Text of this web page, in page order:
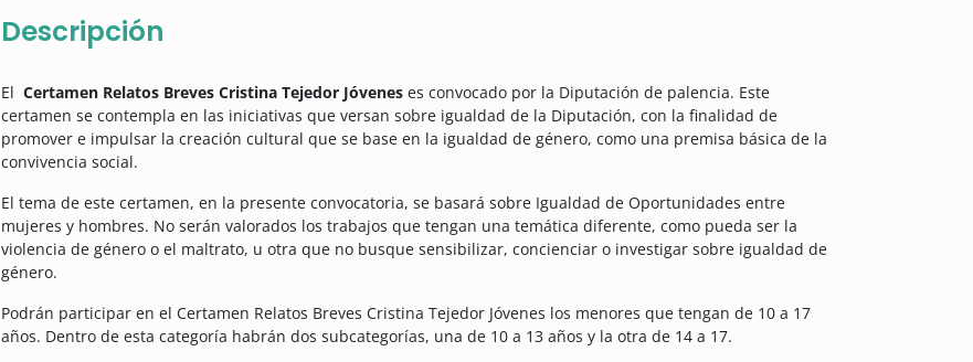
Descripción
El Certamen Relatos Breves Cristina Tejedor Jóvenes es convocado por la Diputación de palencia. Este
certamen se contempla en las iniciativas que versan sobre igualdad de la Diputación, con la finalidad de
promover e impulsar la creación cultural que se base en la igualdad de género, como una premisa básica de la
convivencia social.
El tema de este certamen, en la presente convocatoria, se basará sobre Igualdad de Oportunidades entre
mujeres y hombres. No serán valorados los trabajos que tengan una temática diferente, como pueda ser la
violencia de género o el maltrato, u otra que no busque sensibilizar, concienciar o investigar sobre igualdad de
género.
Podrán participar en el Certamen Relatos Breves Cristina Tejedor Jóvenes los menores que tengan de 10 a 17
años. Dentro de esta categoría habrán dos subcategorías, una de 10 a 13 años y la otra de 14 a 17.